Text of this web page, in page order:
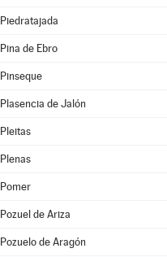
Piedratajada
Pina de Ebro
Pinseque
Plasencia de Jalón
Pleitas
Plenas
Pomer
Pozuel de Ariza
Pozuelo de Aragón